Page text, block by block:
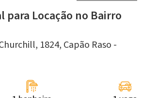
para Locação no Bairro
1824, Capão Raso -